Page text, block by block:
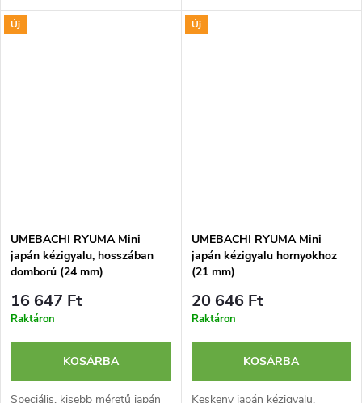
RYUMA márkától domború
gyalutesttel és pengével íves
RYUMA márkától ívelt,
keresztben és hosszában
Új
UMEBACHI RYUMA Mini
japán kézigyalu, hosszában
domború (24 mm)
16 647 Ft
Raktáron
KOSÁRBA
Speciális, kisebb méretű japán
Új
UMEBACHI RYUMA Mini
japán kézigyalu hornyokhoz
(21 mm)
20 646 Ft
Raktáron
KOSÁRBA
Keskeny japán kézigyalu,